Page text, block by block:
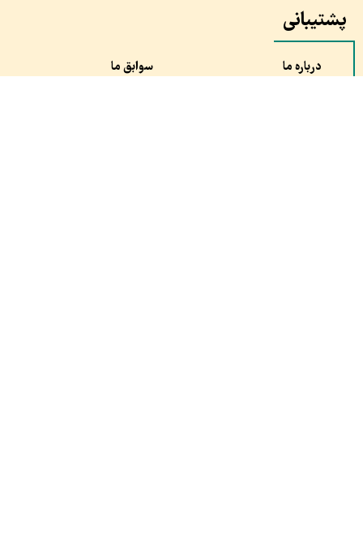
پشتیبانی
درباره ما سوابق ما